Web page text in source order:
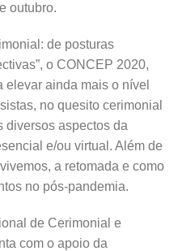
outubro.
de posturas
o CONCEP 2020,
ainda mais o nível
no quesito cerimonial
diversos aspectos da
e/ou virtual. Além de
a retomada e como
no pós-pandemia.
de Cerimonial e
com o apoio da